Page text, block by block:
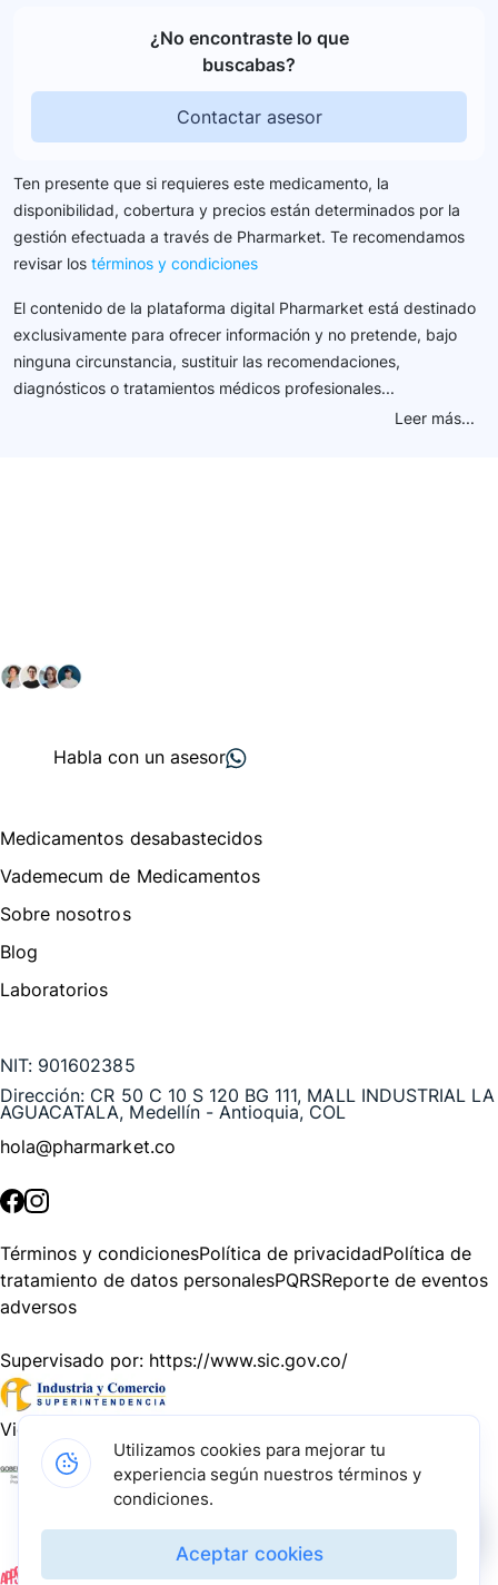
¿No encontraste lo que
buscabas?
Contactar asesor
Ten presente que si requieres este medicamento, la
disponibilidad, cobertura y precios están determinados por la
gestión efectuada a través de Pharmarket. Te recomendamos
revisar los términos y condiciones
El contenido de la plataforma digital Pharmarket está destinado
exclusivamente para ofrecer información y no pretende, bajo
ninguna circunstancia, sustituir las recomendaciones,
diagnósticos o tratamientos médicos profesionales...
Leer más...
Habla con un asesor
Medicamentos desabastecidos
Vademecum de Medicamentos
Sobre nosotros
Blog
Laboratorios
NIT: 901602385
Dirección: CR 50 C 10 S 120 BG 111, MALL INDUSTRIAL LA
AGUACATALA, Medellín - Antioquia, COL
hola@pharmarket.co
Términos y condicionesPolítica de privacidadPolítica de
tratamiento de datos personalesPQRSReporte de eventos
adversos
Supervisado por: https://www.sic.gov.co/
Vigilado por:
Gracias a nuestros impulsadores, podemos presentarte la
solución tecnológica más avanzada para resolver los
desafíos farmacéuticos de la actualidad.
Utilizamos cookies para mejorar tu
experiencia según nuestros términos y
condiciones.
Aceptar cookies